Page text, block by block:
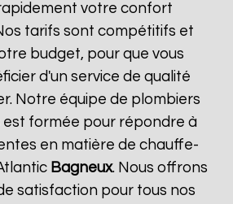
votre confort
tarifs sont compétitifs et
budget, pour que vous
d'un service de qualité
Notre équipe de plombiers
formée pour répondre à
en matière de chauffe-
Bagneux. Nous offrons
satisfaction pour tous nos